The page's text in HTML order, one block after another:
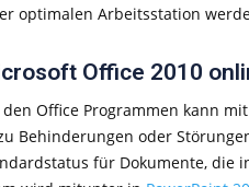
optimalen Arbeitsstation
Office 2010
den Office Programmen kann
Behinderungen oder
für Dokumente, die